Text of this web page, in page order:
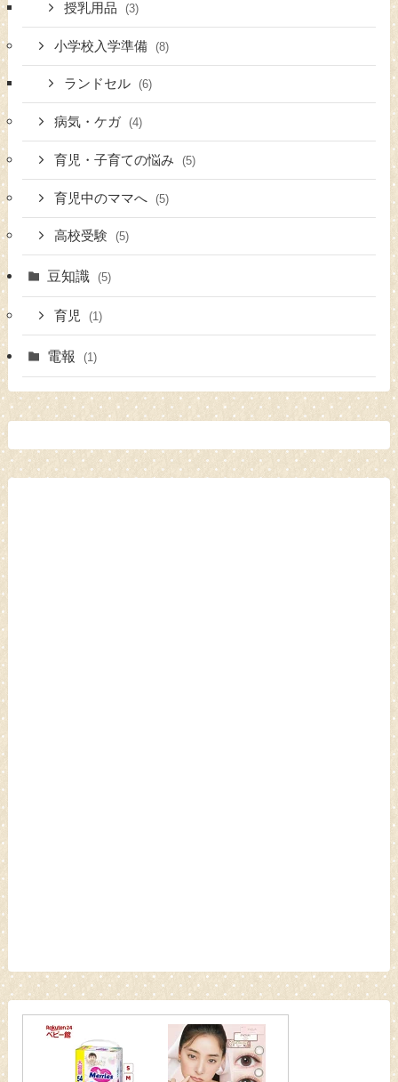
授乳用品 (3)
小学校入学準備 (8)
ランドセル (6)
病気・ケガ (4)
育児・子育ての悩み (5)
育児中のママへ (5)
高校受験 (5)
豆知識 (5)
育児 (1)
電報 (1)